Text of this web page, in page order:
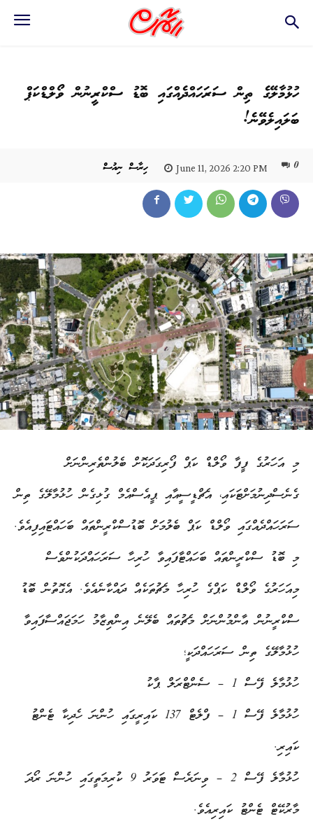
ހުޅުމާލޭގެ ތިން ސަރަހައްދެއްގައި ބޮޑު ސްކްރީނުން ވޯލްޑްކަޕް
ބަލައިލެވޭނެ!
ހިރާސް ނިއުސް June 11, 2026 2:20 PM 0
މި އަހަރުގެ ފީފާ ވޯލްޑް ކަޕް ފޯރިގަދަކޮށް ބެލުންތެރިންނަށް
ގެނެސްދިނުމަށްޓަކައި، އެޗްޑީސީއާއި ޕީއެސްއެމް ގުޅިގެން ހުޅުމާލޭގެ ތިން
ސަރަހައްދެއްގައި ވޯލްޑް ކަޕް ބެލުމަށް ބޮޑުސްކްރީންތައް ބަހައްޓައިފިއެވެ.
މި ބޮޑު ސްކްރީންތައް ބަހައްޓާފައިވާ ހުރިހާ ސަރަހައްދަކުންވެސް
މިއަހަރުގެ ވޯލްޑް ކަޕްގެ ހުރިހާ މެޗުތަކެއް ދައްކާނެއެވެ. އެގޮތުން ބޮޑު
ސްކްރީނުން އާންމުންނަށް މެޗުތައް ބެލޭނެ އިންތިޒާމު ހަމަޖައްސާފައިވާ
ހުޅުމާލޭގެ ތިން ސަރަހައްދަކީ؛
ހުޅުމާލެ ފޭސް 1 – ސެންޓްރަލް ޕާކު
ހުޅުމާލެ ފޭސް 1 – ފްލެޓް 137 ކައިރީގައި ހުންނަ ހެދިކާ ޓެންޓު
ކައިރި.
ހުޅުމާލެ ފޭސް 2 – ވިނަރެސް ޓަވަރު 9 ކުރިމަތީގައި ހުންނަ ރޯދަ
މާރުކޭޓް ޓެންޓު ކައިރިއެވެ.